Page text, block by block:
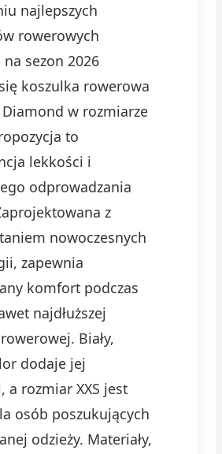
najlepszych
rowerowych
sezon 2026
koszulka rowerowa
Diamond w rozmiarze
to
lekkości i
odprowadzania
z
nowoczesnych
zapewnia
komfort podczas
najdłuższej
Biały,
dodaje jej
a rozmiar XXS jest
osób poszukujących
odzieży. Materiały,